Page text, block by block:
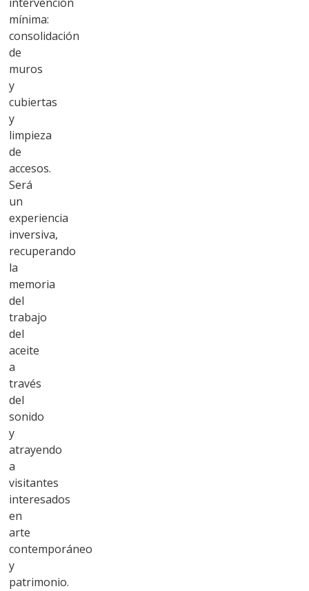
intervención
mínima:
consolidación
de
muros
y
cubiertas
y
limpieza
de
accesos.
Será
un
experiencia
inversiva,
recuperando
la
memoria
del
trabajo
del
aceite
a
través
del
sonido
y
atrayendo
a
visitantes
interesados
en
arte
contemporáneo
y
patrimonio.